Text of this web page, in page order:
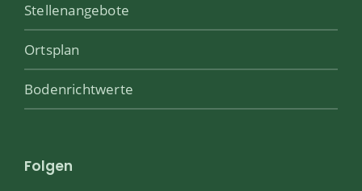
Stellenangebote
Ortsplan
Bodenrichtwerte
Folgen